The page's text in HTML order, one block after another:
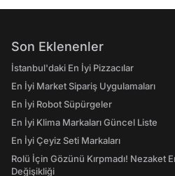
Son Eklenenler
İstanbul'daki En İyi Pizzacılar
En İyi Market Sipariş Uygulamaları
En İyi Robot Süpürgeler
En İyi Klima Markaları Güncel Liste
En İyi Çeyiz Seti Markaları
Rolü İçin Gözünü Kırpmadı! Nezaket
Değişikliği